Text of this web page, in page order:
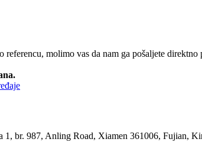
molimo vas da nam ga pošaljete direktno
1, br. 987, Anling Road, Xiamen 361006, Fujian,